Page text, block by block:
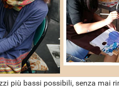
più bassi possibili, senza mai